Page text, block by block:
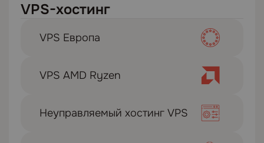
VPS-хостинг
VPS Европа
VPS AMD Ryzen
Неуправляемый хостинг VPS